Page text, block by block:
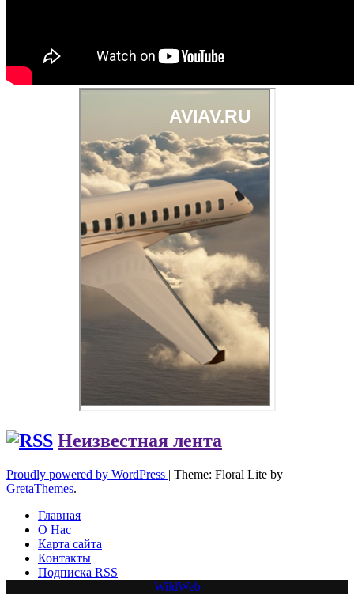
Неизвестная лента
Proudly powered by WordPress | Theme: Floral Lite by
GretaThemes.
Главная
О Нас
Карта сайта
Контакты
Подписка RSS
WildWeb